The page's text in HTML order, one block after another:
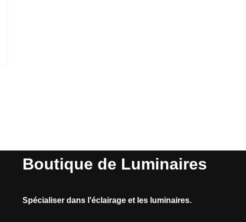
Boutique de Luminaires
Spécialiser dans l'éclairage et les luminaires.